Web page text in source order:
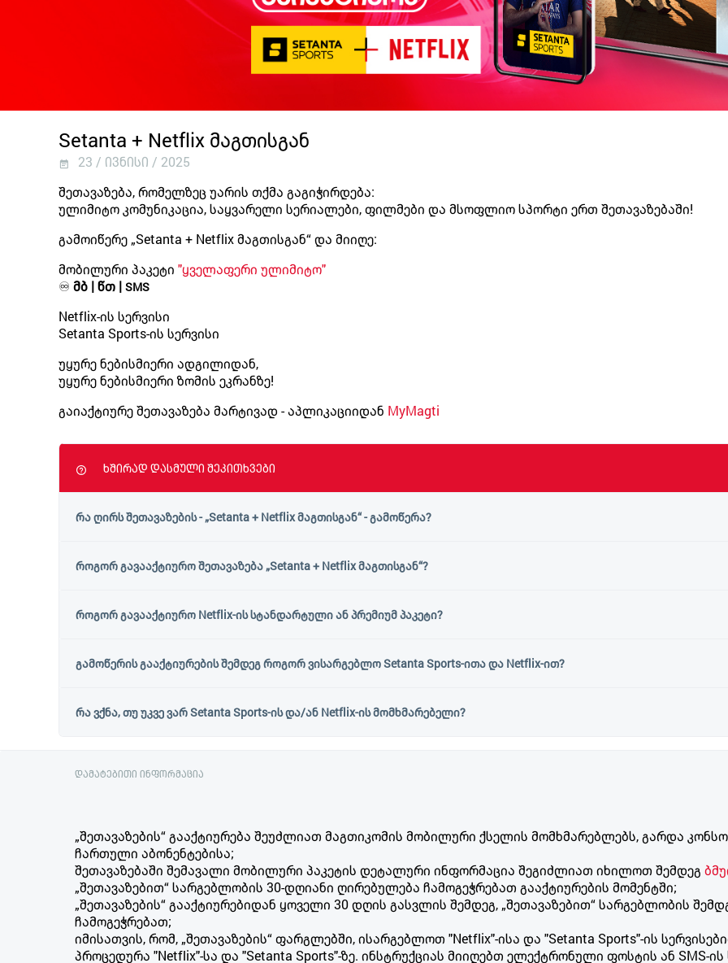
Setanta + Netflix მაგთისგან
23 / ივნისი / 2025
შეთავაზება, რომელზეც უარის თქმა გაგიჭირდება:
ულიმიტო კომუნიკაცია, საყვარელი სერიალები, ფილმები და მსოფლიო სპორტი ერთ შეთავაზებაში!
გამოიწერე „Setanta + Netflix მაგთისგან“ და მიიღე:
მობილური პაკეტი "ყველაფერი ულიმიტო"
♾️ მბ | წთ | SMS
Netflix-ის სერვისი
Setanta Sports-ის სერვისი
უყურე ნებისმიერი ადგილიდან,
უყურე ნებისმიერი ზომის ეკრანზე!
გაიაქტიურე შეთავაზება მარტივად - აპლიკაციიდან MyMagti
ხშირად დასმული შეკითხვები
რა ღირს შეთავაზების - „Setanta + Netflix მაგთისგან“ - გამოწერა?
როგორ გავააქტიურო შეთავაზება „Setanta + Netflix მაგთისგან“?
როგორ გავააქტიურო Netflix-ის სტანდარტული ან პრემიუმ პაკეტი?
გამოწერის გააქტიურების შემდეგ როგორ ვისარგებლო Setanta Sports-ითა და Netflix-ით?
რა ვქნა, თუ უკვე ვარ Setanta Sports-ის და/ან Netflix-ის მომხმარებელი?
დამატებითი ინფორმაცია
„შეთავაზების“ გააქტიურება შეუძლიათ მაგთიკომის მობილური ქსელის მომხმარებლებს, გარდა
ჩართული აბონენტებისა;
შეთავაზებაში შემავალი მობილური პაკეტის დეტალური ინფორმაცია შეგიძლიათ იხილოთ შემდეგ
„შეთავაზებით“ სარგებლობის 30-დღიანი ღირებულება ჩამოგეჭრებათ გააქტიურების მომენტში;
„შეთავაზების“ გააქტიურებიდან ყოველი 30 დღის გასვლის შემდეგ, „შეთავაზებით“ სარგებლობის
ჩამოგეჭრებათ;
იმისათვის, რომ, „შეთავაზების“ ფარგლებში, ისარგებლოთ "Netflix"-ისა და "Setanta Sports"-ის
პროცედურა "Netflix"-სა და "Setanta Sports"-ზე. ინსტრუქციას მიიღებთ ელექტრონული ფოსტის ან SMS-